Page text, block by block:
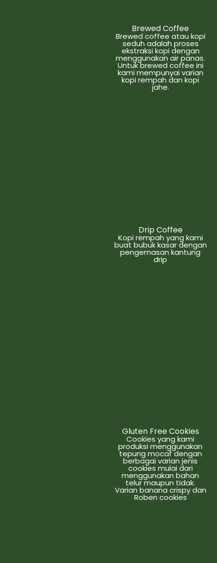
Brewed Coffee
Brewed coffee atau kopi
seduh adalah proses
ekstraksi kopi dengan
menggunakan air panas.
Untuk brewed coffee ini
kami mempunyai varian
kopi rempah dan kopi
jahe.
Drip Coffee
Kopi rempah yang kami
buat bubuk kasar dengan
pengemasan kantung
drip
Gluten Free Cookies
Cookies yang kami
produksi menggunakan
tepung mocaf dengan
berbagai varian jenis
cookies mulai dari
menggunakan bahan
telur maupun tidak.
Varian banana crispy dan
Roben cookies